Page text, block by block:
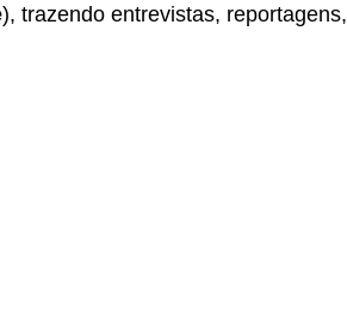
), trazendo entrevistas, reportagens,